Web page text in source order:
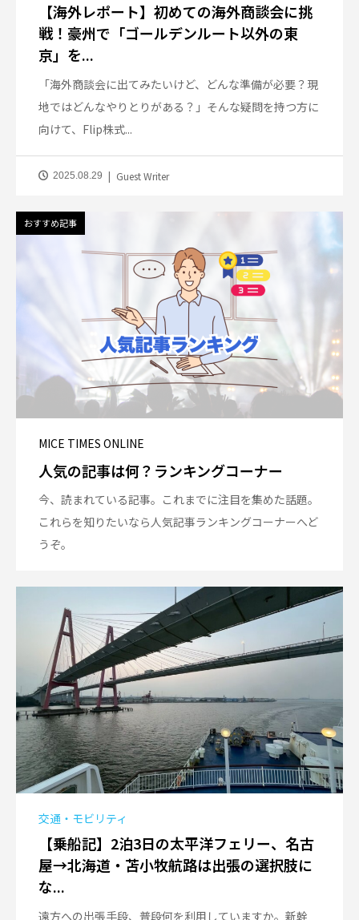
【海外レポート】初めての海外商談会に挑
戦！豪州で「ゴールデンルート以外の東
京」を...
「海外商談会に出てみたいけど、どんな準備が必要？現
地ではどんなやりとりがある？」そんな疑問を持つ方に
向けて、Flip株式...
2025.08.29 Guest Writer
MICE TIMES ONLINE
人気の記事は何？ランキングコーナー
今、読まれている記事。これまでに注目を集めた話題。
これらを知りたいなら人気記事ランキングコーナーへど
うぞ。
おすすめ記事
交通・モビリティ
【乗船記】2泊3日の太平洋フェリー、名古
屋→北海道・苫小牧航路は出張の選択肢に
な...
遠方への出張手段、普段何を利用していますか。新幹